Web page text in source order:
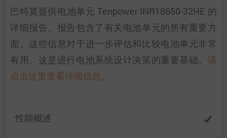
巴特莫提供电池单元 Tenpower INR18650-32HE 的
详细报告。报告包含了有关电池单元的所有重要方
面。这些信息对于进一步评估和比较电池单元非常
有用。这是进行电池系统设计决策的重要基础。 请
点击这里查看详细信息。
性能概述